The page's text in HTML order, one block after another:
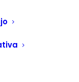
de
en
de